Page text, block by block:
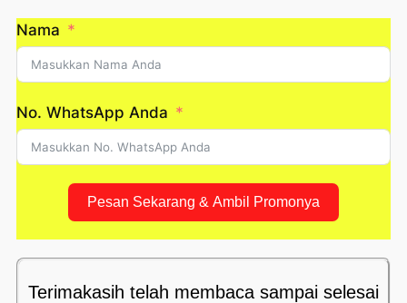
Nama
No. WhatsApp Anda
Pesan Sekarang & Ambil Promonya
Terimakasih telah membaca sampai selesai